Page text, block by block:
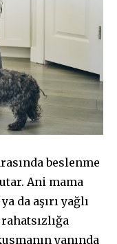
beslenme
Ani mama
da aşırı yağlı
yanında